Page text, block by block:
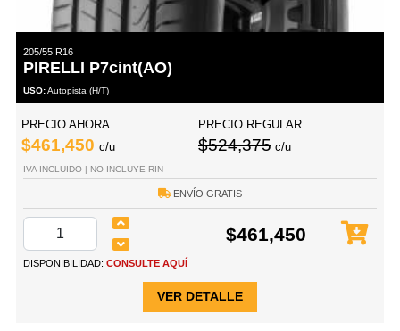
205/55 R16
PIRELLI P7cint(AO)
USO:Autopista (H/T)
PRECIO AHORA
$461,450 c/u
PRECIO REGULAR
$524,375 c/u
IVA INCLUIDO | NO INCLUYE RIN
ENVÍO GRATIS
$461,450
DISPONIBILIDAD: CONSULTE AQUÍ
VER DETALLE